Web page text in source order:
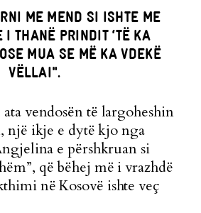
ME MEND SI ISHTE ME
I THANË PRINDIT ‘TË KA
MUA SE MË KA VDEKË
VËLLAI".
vendosën të largoheshin
një ikje e dytë kjo nga
e përshkruan si
që bëhej më i vrazhdë
në Kosovë ishte veç